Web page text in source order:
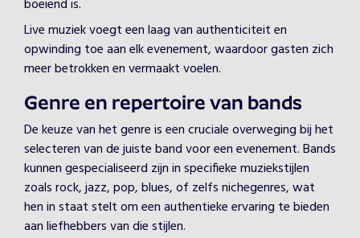
boeiend is.
Live muziek voegt een laag van authenticiteit en
opwinding toe aan elk evenement, waardoor gasten zich
meer betrokken en vermaakt voelen.
Genre en repertoire van bands
De keuze van het genre is een cruciale overweging bij het
selecteren van de juiste band voor een evenement. Bands
kunnen gespecialiseerd zijn in specifieke muziekstijlen
zoals rock, jazz, pop, blues, of zelfs nichegenres, wat
hen in staat stelt om een authentieke ervaring te bieden
aan liefhebbers van die stijlen.